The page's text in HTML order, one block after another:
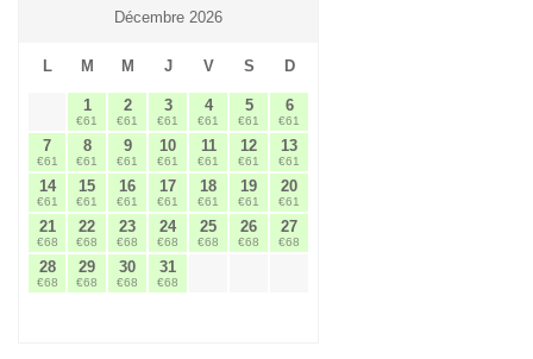
Décembre 2026
L M M J V S D
1
€61
2
€61
3
€61
4
€61
5
€61
6
€61
7
€61
8
€61
9
€61
10
€61
11
€61
12
€61
13
€61
14
€61
15
€61
16
€61
17
€61
18
€61
19
€61
20
€61
21
€68
22
€68
23
€68
24
€68
25
€68
26
€68
27
€68
28
€68
29
€68
30
€68
31
€68